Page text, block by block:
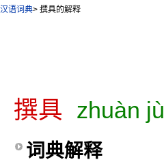
汉语词典> 撰具的解释
撰具 zhuàn jù
词典解释